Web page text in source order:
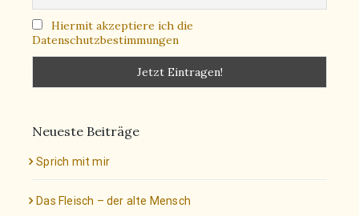
Hiermit akzeptiere ich die
Datenschutzbestimmungen
Neueste Beiträge
Sprich mit mir
Das Fleisch – der alte Mensch